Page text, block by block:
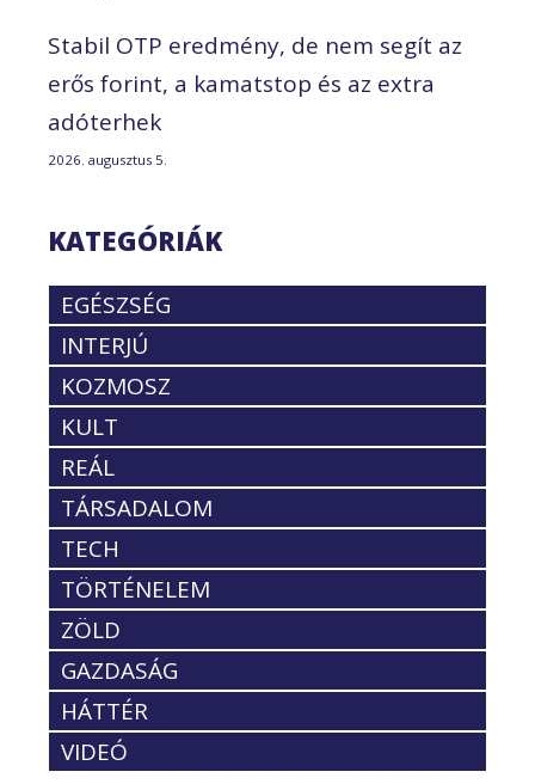
Stabil OTP eredmény, de nem segít az
erős forint, a kamatstop és az extra
adóterhek
2026. augusztus 5.
KATEGÓRIÁK
EGÉSZSÉG
INTERJÚ
KOZMOSZ
KULT
REÁL
TÁRSADALOM
TECH
TÖRTÉNELEM
ZÖLD
GAZDASÁG
HÁTTÉR
VIDEÓ